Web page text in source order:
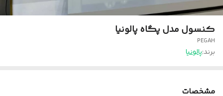
کنسول مدل پگاه پالونیا
PEGAH
برند:پالونیا
مشخصات